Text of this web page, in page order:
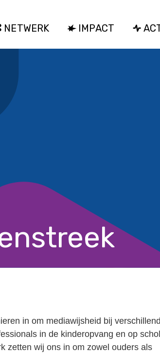
NETWERK IMPACT
in om mediawijsheid bij
in de kinderopvang en op
zetten wij ons in om zowel ouders als